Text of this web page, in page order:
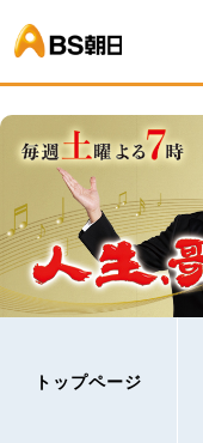
トップページ